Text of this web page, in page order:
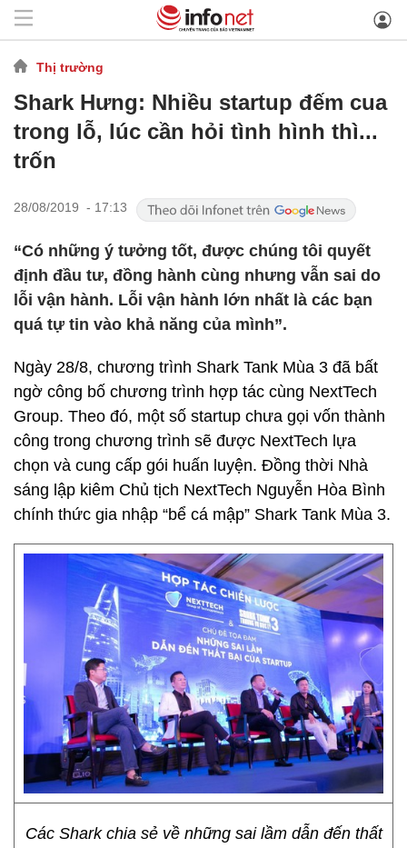
Thị trường
Shark Hưng: Nhiều startup đếm cua
trong lỗ, lúc cần hỏi tình hình thì...
trốn
28/08/2019 - 17:13
“Có những ý tưởng tốt, được chúng tôi quyết
định đầu tư, đồng hành cùng nhưng vẫn sai do
lỗi vận hành. Lỗi vận hành lớn nhất là các bạn
quá tự tin vào khả năng của mình”.
Ngày 28/8, chương trình Shark Tank Mùa 3 đã bất
ngờ công bố chương trình hợp tác cùng NextTech
Group. Theo đó, một số startup chưa gọi vốn thành
công trong chương trình sẽ được NextTech lựa
chọn và cung cấp gói huấn luyện. Đồng thời Nhà
sáng lập kiêm Chủ tịch NextTech Nguyễn Hòa Bình
chính thức gia nhập “bể cá mập” Shark Tank Mùa 3.
Các Shark chia sẻ về những sai lầm dẫn đến thất